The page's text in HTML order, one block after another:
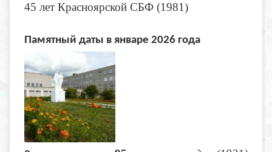
45 лет Красноярской СБФ (1981)
Памятный даты в январе 2026 года